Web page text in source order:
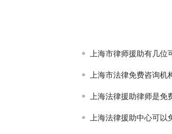
上海市律师援助有几位
上海市法律免费咨询机
上海法律援助律师是免
上海法律援助中心可以